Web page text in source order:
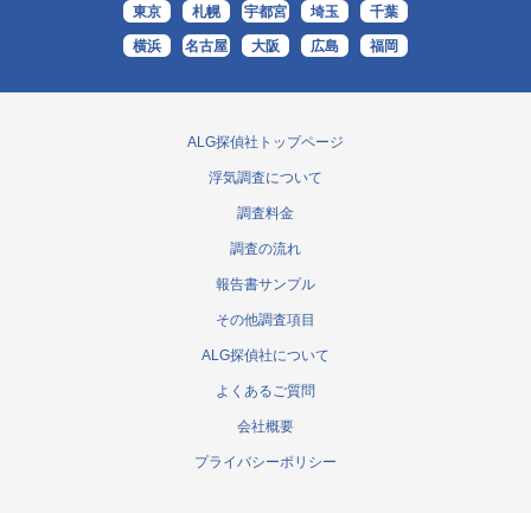
東京 札幌 宇都宮 埼玉 千葉
横浜 名古屋 大阪 広島 福岡
ALG探偵社トップページ
浮気調査について
調査料金
調査の流れ
報告書サンプル
その他調査項目
ALG探偵社について
よくあるご質問
会社概要
プライバシーポリシー